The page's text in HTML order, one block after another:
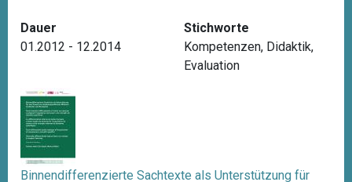
Dauer
01.2012 - 12.2014
Stichworte
Kompetenzen, Didaktik,
Evaluation
Binnendifferenzierte Sachtexte als Unterstützung für